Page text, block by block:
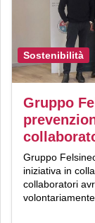
Sostenibilità
Gruppo
Gruppo
iniziativa in
collaboratori